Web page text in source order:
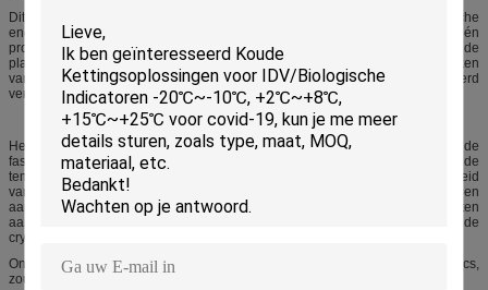
Dit bezit van PCMs kan op een aantal manieren, zoals thermische
energieopslag worden gebruikt waardoor de hitte of de koelte kan van één
proces of periode, en op een later tijdstip worden gebruikt of verschillende
plaats op tijd worden opgeslagen. PCMs is ook zeer nuttig in het verstrekken
van thermische barrières of isolatie, bijvoorbeeld in temperatuur gecontroleerd
vervoer.
Het eenvoudigste, goedkoopste, en meest efficiënte materiaal van de
faseverandering is water/ijs. Jammer genoeg, wordt de bevriezende
temperatuur van water bevestigd bij 0°C (32°F), die het voor de meerderheid
van de toepassingen van de energieopslag ongeschikt maakt. Daarom zijn een
aantal verschillende materialen geïdentificeerd en ontwikkeld om producten
aan te bieden die bevriezen en als water/ijs, maar bij temperaturen van de
cryogene waaier aan honderden graden Celsius smelten.
Ons PCM gamma kan ruim in drie categorieën worden geschikt: eutectics,
zoute hydraten, en organische materialen